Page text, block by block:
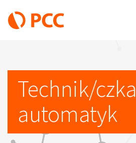
Technik/czka
automatyk